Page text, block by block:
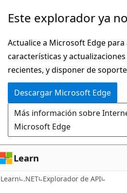
Ir
contenido
principal
Ir
la
navegación
en
la
página
Este explorador ya
Actualice a Microsoft Edge
características y
recientes, y disponer de
Descargar Microsoft Edge
Más información sobre
Microsoft Edge
Learn
Learn .NET Explorador de API